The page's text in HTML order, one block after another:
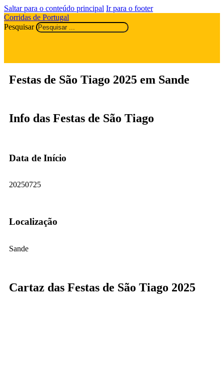
Saltar para o conteúdo principal Ir para o footer
Corridas de Portugal
Pesquisar
Festas de São Tiago 2025 em Sande
Info das Festas de São Tiago
Data de Início
20250725
Localização
Sande
Cartaz das Festas de São Tiago 2025